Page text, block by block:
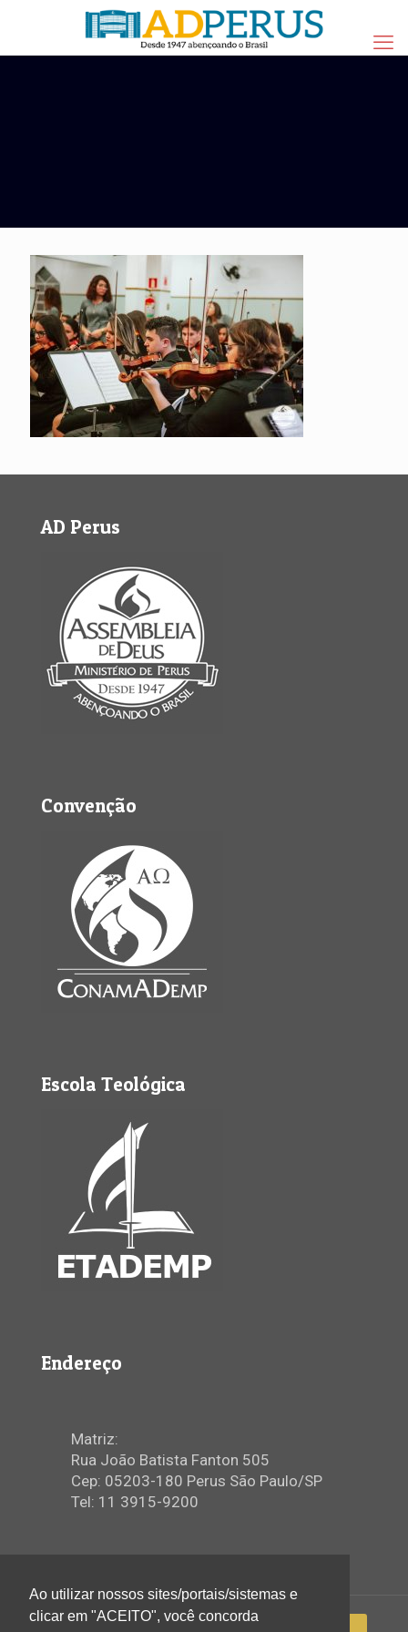
AD Perus
Convenção
Escola Teológica
Endereço
Matriz:
Rua João Batista Fanton 505
Cep: 05203-180 Perus São Paulo/SP
Tel: 11 3915-9200
Ao utilizar nossos sites/portais/sistemas e
clicar em "ACEITO", você concorda